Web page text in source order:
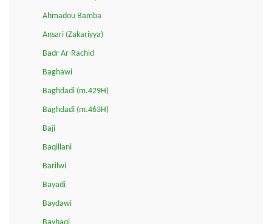
Ahmadou Bamba
Ansari (Zakariyya)
Badr Ar-Rachid
Baghawi
Baghdadi (m.429H)
Baghdadi (m.463H)
Baji
Baqillani
Barilwi
Bayadi
Baydawi